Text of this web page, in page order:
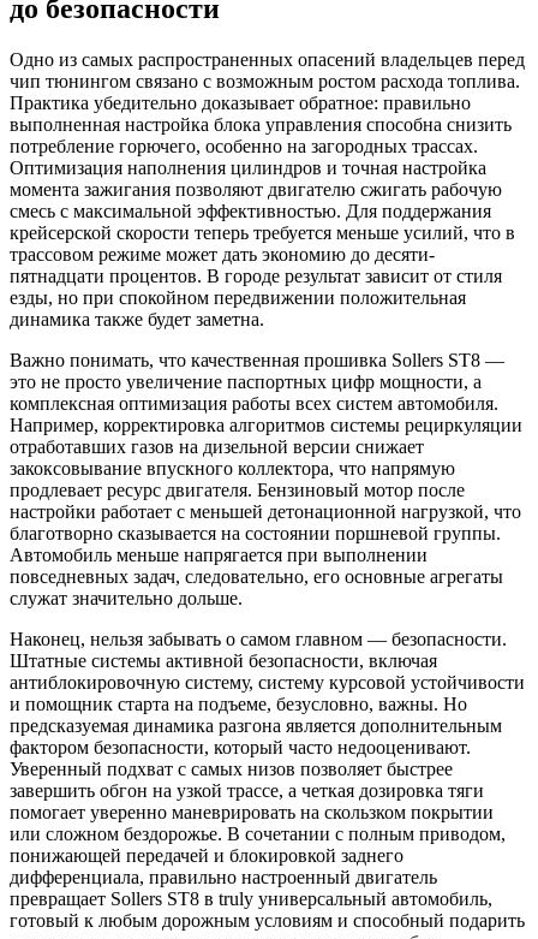
до безопасности
Одно из самых распространенных опасений владельцев перед
чип тюнингом связано с возможным ростом расхода топлива.
Практика убедительно доказывает обратное: правильно
выполненная настройка блока управления способна снизить
потребление горючего, особенно на загородных трассах.
Оптимизация наполнения цилиндров и точная настройка
момента зажигания позволяют двигателю сжигать рабочую
смесь с максимальной эффективностью. Для поддержания
крейсерской скорости теперь требуется меньше усилий, что в
трассовом режиме может дать экономию до десяти-
пятнадцати процентов. В городе результат зависит от стиля
езды, но при спокойном передвижении положительная
динамика также будет заметна.
Важно понимать, что качественная прошивка Sollers ST8 —
это не просто увеличение паспортных цифр мощности, а
комплексная оптимизация работы всех систем автомобиля.
Например, корректировка алгоритмов системы рециркуляции
отработавших газов на дизельной версии снижает
закоксовывание впускного коллектора, что напрямую
продлевает ресурс двигателя. Бензиновый мотор после
настройки работает с меньшей детонационной нагрузкой, что
благотворно сказывается на состоянии поршневой группы.
Автомобиль меньше напрягается при выполнении
повседневных задач, следовательно, его основные агрегаты
служат значительно дольше.
Наконец, нельзя забывать о самом главном — безопасности.
Штатные системы активной безопасности, включая
антиблокировочную систему, систему курсовой устойчивости
и помощник старта на подъеме, безусловно, важны. Но
предсказуемая динамика разгона является дополнительным
фактором безопасности, который часто недооценивают.
Уверенный подхват с самых низов позволяет быстрее
завершить обгон на узкой трассе, а четкая дозировка тяги
помогает уверенно маневрировать на скользком покрытии
или сложном бездорожье. В сочетании с полным приводом,
понижающей передачей и блокировкой заднего
дифференциала, правильно настроенный двигатель
превращает Sollers ST8 в truly универсальный автомобиль,
готовый к любым дорожным условиям и способный подарить